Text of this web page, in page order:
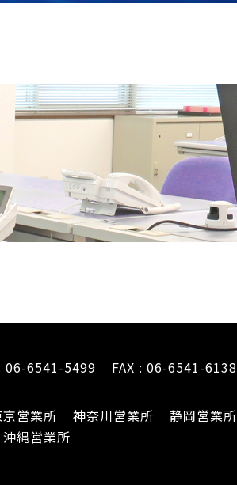
06-6541-5499
FAX : 06-6541-6138
京営業所 神奈川営業所 静岡営業所
沖縄営業所